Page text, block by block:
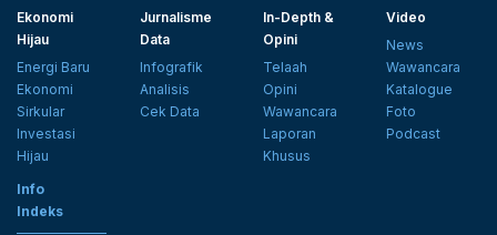
Ekonomi
Hijau
Energi Baru
Ekonomi
Sirkular
Investasi
Hijau
Jurnalisme
Data
Infografik
Analisis
Cek Data
In-Depth &
Opini
Telaah
Opini
Wawancara
Laporan
Khusus
Video
News
Wawancara
Katalogue
Foto
Podcast
Info
Indeks